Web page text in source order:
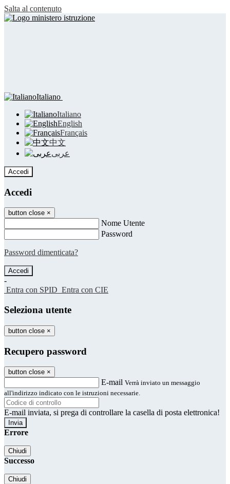
Salta al contenuto
Italiano
Italiano
English
Français
中文
عربى
Accedi
Accedi
button close ×
Nome Utente
Password
Password dimenticata?
-
Entra con SPID Entra con CIE
Seleziona utente
button close ×
Recupero password
button close ×
E-mail Verrà inviato un messaggio
all'indirizzo indicato con le istruzioni necessarie.
E-mail inviata, si prega di controllare la casella di posta elettronica!
Errore
Chiudi
Successo
Chiudi